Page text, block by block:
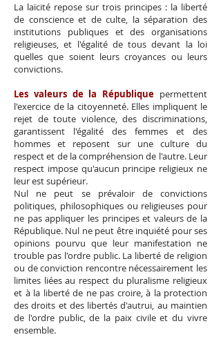
La laïcité repose sur trois principes : la liberté
de conscience et de culte, la séparation des
institutions publiques et des organisations
religieuses, et l'égalité de tous devant la loi
quelles que soient leurs croyances ou leurs
convictions.
Les valeurs de la République permettent
l'exercice de la citoyenneté. Elles impliquent le
rejet de toute violence, des discriminations,
garantissent l'égalité des femmes et des
hommes et reposent sur une culture du
respect et de la compréhension de l'autre. Leur
respect impose qu'aucun principe religieux ne
leur est supérieur.
Nul ne peut se prévaloir de convictions
politiques, philosophiques ou religieuses pour
ne pas appliquer les principes et valeurs de la
République. Nul ne peut être inquiété pour ses
opinions pourvu que leur manifestation ne
trouble pas l'ordre public. La liberté de religion
ou de conviction rencontre nécessairement les
limites liées au respect du pluralisme religieux
et à la liberté de ne pas croire, à la protection
des droits et des libertés d'autrui, au maintien
de l'ordre public, de la paix civile et du vivre
ensemble.